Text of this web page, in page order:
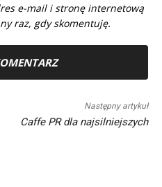
e-mail i stronę internetową
raz, gdy skomentuję.
Następny artykuł
Caffe PR dla najsilniejszych